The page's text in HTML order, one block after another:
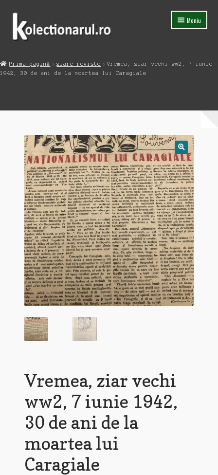
Sari
navigare
Sari
conținut
Meniu
Magazin
Contact
Prima pagină ziare-reviste
Vremea, ziar vechi ww2, 7 iunie
1942, 30 de ani de la moartea lui Caragiale
Vremea, ziar vechi
ww2, 7 iunie 1942,
30 de ani de la
moartea lui
Caragiale